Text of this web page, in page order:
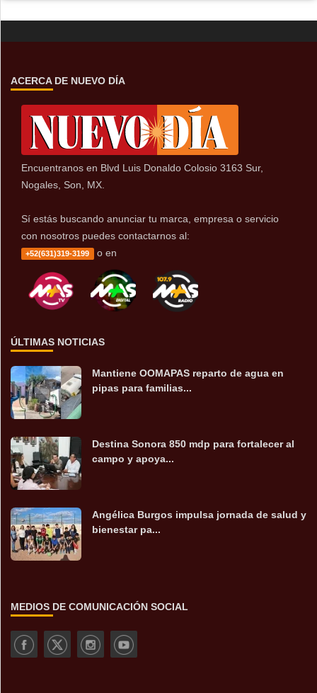
ACERCA DE NUEVO DÍA
Encuentranos en Blvd Luis Donaldo Colosio 3163 Sur,
Nogales, Son, MX.
Sí estás buscando anunciar tu marca, empresa o servicio
con nosotros puedes contactarnos al:
+52(631)319-3199 o en
ÚLTIMAS NOTICIAS
Mantiene OOMAPAS reparto de agua en
pipas para familias...
Destina Sonora 850 mdp para fortalecer al
campo y apoya...
Angélica Burgos impulsa jornada de salud y
bienestar pa...
MEDIOS DE COMUNICACIÓN SOCIAL